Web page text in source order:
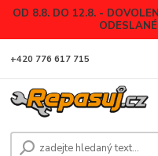
OD 8.8. DO 12.8. -
+420 776 617 715